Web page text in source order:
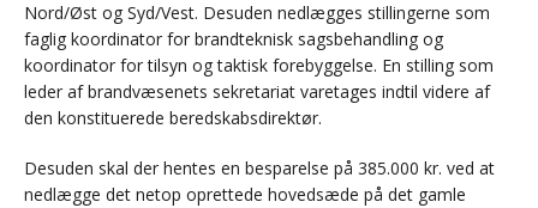
Nord/Øst og Syd/Vest. Desuden nedlægges stillingerne som
faglig koordinator for brandteknisk sagsbehandling og
koordinator for tilsyn og taktisk forebyggelse. En stilling som
leder af brandvæsenets sekretariat varetages indtil videre af
den konstituerede beredskabsdirektør.
Desuden skal der hentes en besparelse på 385.000 kr. ved at
nedlægge det netop oprettede hovedsæde på det gamle